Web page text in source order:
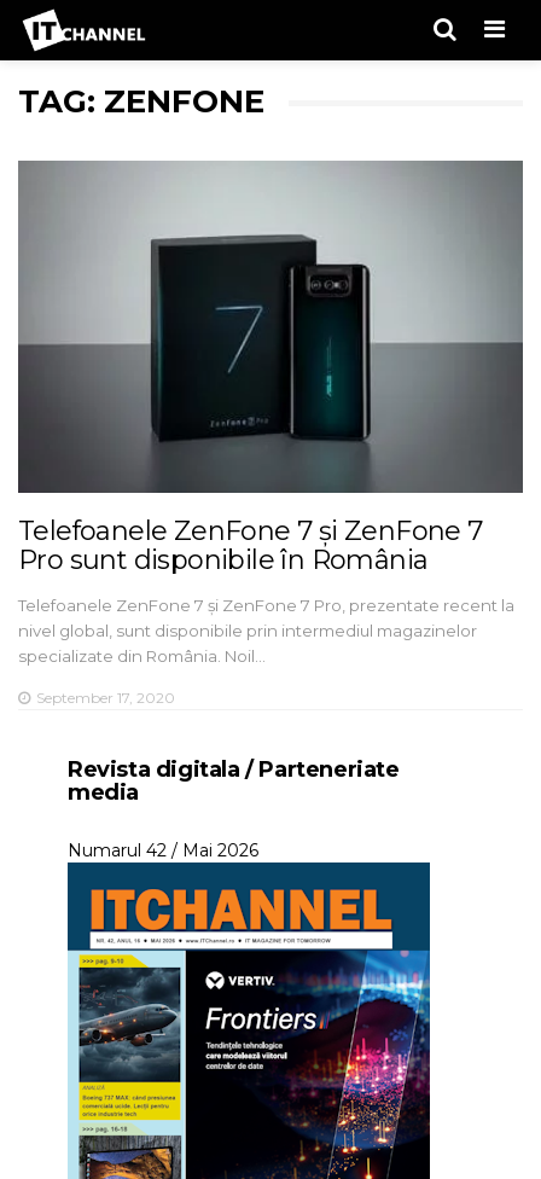
TAG: ZENFONE
Telefoanele ZenFone 7 și ZenFone 7
Pro sunt disponibile în România
Telefoanele ZenFone 7 și ZenFone 7 Pro, prezentate recent la
nivel global, sunt disponibile prin intermediul magazinelor
specializate din România. Noil…
September 17, 2020
Revista digitala / Parteneriate
media
Numarul 42 / Mai 2026